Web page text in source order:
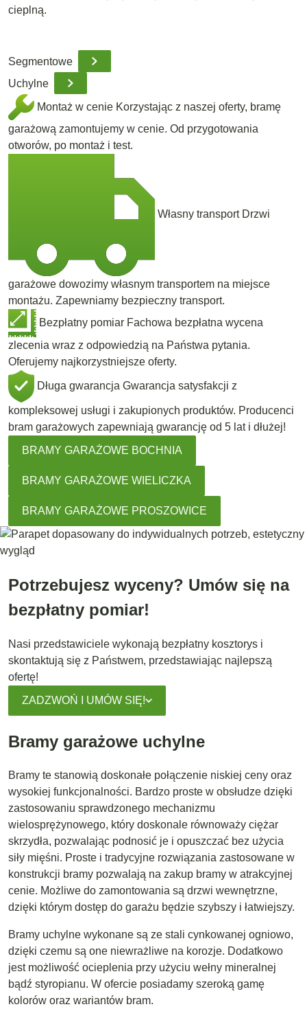
cieplną.
Segmentowe
Uchylne
Montaż w cenie Korzystając z naszej oferty, bramę
garażową zamontujemy w cenie. Od przygotowania
otworów, po montaż i test.
Własny transport Drzwi
garażowe dowozimy własnym transportem na miejsce
montażu. Zapewniamy bezpieczny transport.
Bezpłatny pomiar Fachowa bezpłatna wycena
zlecenia wraz z odpowiedzią na Państwa pytania.
Oferujemy najkorzystniejsze oferty.
Długa gwarancja Gwarancja satysfakcji z
kompleksowej usługi i zakupionych produktów. Producenci
bram garażowych zapewniają gwarancję od 5 lat i dłużej!
BRAMY GARAŻOWE BOCHNIA
BRAMY GARAŻOWE WIELICZKA
BRAMY GARAŻOWE PROSZOWICE
Potrzebujesz wyceny? Umów się na
bezpłatny pomiar!
Nasi przedstawiciele wykonają bezpłatny kosztorys i
skontaktują się z Państwem, przedstawiając najlepszą
ofertę!
ZADZWOŃ I UMÓW SIĘ!
Bramy garażowe uchylne
Bramy te stanowią doskonałe połączenie niskiej ceny oraz
wysokiej funkcjonalności. Bardzo proste w obsłudze dzięki
zastosowaniu sprawdzonego mechanizmu
wielosprężynowego, który doskonale równoważy ciężar
skrzydła, pozwalając podnosić je i opuszczać bez użycia
siły mięśni. Proste i tradycyjne rozwiązania zastosowane w
konstrukcji bramy pozwalają na zakup bramy w atrakcyjnej
cenie. Możliwe do zamontowania są drzwi wewnętrzne,
dzięki którym dostęp do garażu będzie szybszy i łatwiejszy.
Bramy uchylne wykonane są ze stali cynkowanej ogniowo,
dzięki czemu są one niewrażliwe na korozje. Dodatkowo
jest możliwość ocieplenia przy użyciu wełny mineralnej
bądź styropianu. W ofercie posiadamy szeroką gamę
kolorów oraz wariantów bram.